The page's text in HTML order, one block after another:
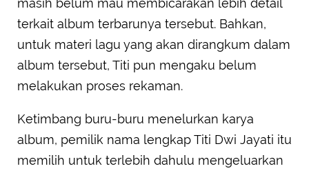
masih belum mau membicarakan lebih detail
terkait album terbarunya tersebut. Bahkan,
untuk materi lagu yang akan dirangkum dalam
album tersebut, Titi pun mengaku belum
melakukan proses rekaman.
Ketimbang buru-buru menelurkan karya
album, pemilik nama lengkap Titi Dwi Jayati itu
memilih untuk terlebih dahulu mengeluarkan